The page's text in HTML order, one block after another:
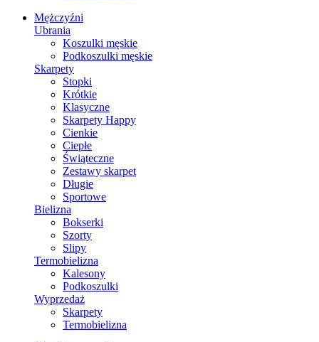
Mężczyźni
Ubrania
Koszulki męskie
Podkoszulki męskie
Skarpety
Stopki
Krótkie
Klasyczne
Skarpety Happy
Cienkie
Ciepłe
Świąteczne
Zestawy skarpet
Długie
Sportowe
Bielizna
Bokserki
Szorty
Slipy
Termobielizna
Kalesony
Podkoszulki
Wyprzedaż
Skarpety
Termobielizna